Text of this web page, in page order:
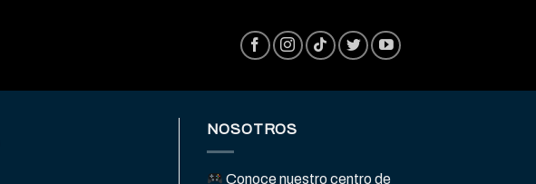
NOSOTROS
Conoce nuestro centro de